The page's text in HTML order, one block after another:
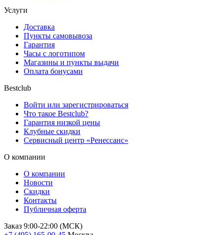
Услуги
Доставка
Пункты самовывоза
Гарантия
Часы с логотипом
Магазины и пункты выдачи
Оплата бонусами
Bestclub
Войти или зарегистрироваться
Что такое Bestclub?
Гарантия низкой цены
Клубные скидки
Сервисный центр «Ренессанс»
О компании
О компании
Новости
Скидки
Контакты
Публичная оферта
Заказ 9:00-22:00 (МСК)